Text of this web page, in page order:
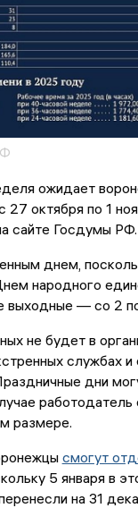
ожидает
октября по 1
сайте Госдумы РФ.
днем,
народного
выходные — со 2
не будет в
службах
дни
работодатель
размере.
смогут
5 января в
на 31